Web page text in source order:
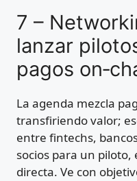
7 –
lanzar
pagos
La agenda mezcla
transfiriendo valor;
entre fintechs,
socios para un piloto,
directa. Ve con